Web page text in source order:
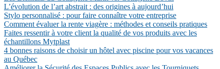
L’évolution de l’art abstrait : des origines à aujourd’hui
Stylo personnalisé : pour faire connaître votre entreprise
Comment évaluer la rente viagère : méthodes et conseils pratiques
Faites ressentir à votre client la qualité de vos produits avec les
échantillons Mytplast
4 bonnes raisons de choisir un hôtel avec piscine pour vos vacances
au Québec